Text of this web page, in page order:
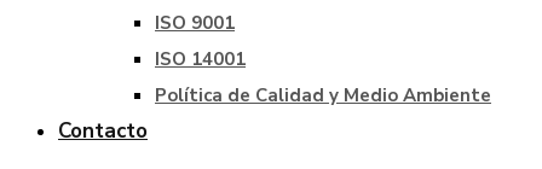
ISO 9001
ISO 14001
Política de Calidad y Medio Ambiente
Contacto